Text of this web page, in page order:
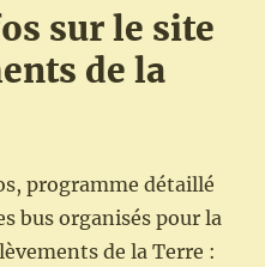
sur le site
de la
programme détaillé
bus organisés pour la
de la Terre :